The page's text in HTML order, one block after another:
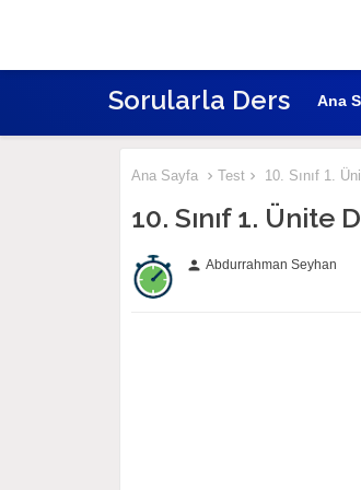
Sorularla Ders Ana
Ana Sayfa Test 10. Sınıf 1.
10. Sınıf 1.
person Abdurrahman Seyhan